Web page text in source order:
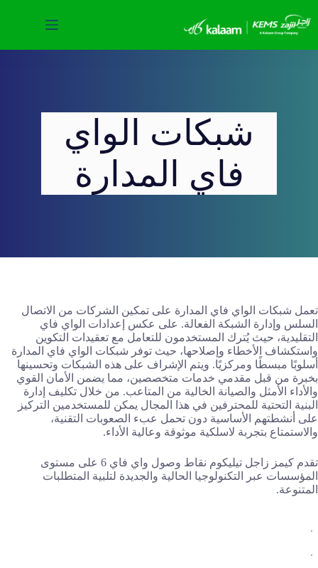
إلى
المحتوى
شبكات الواي
فاي المدارة
تعمل شبكات الواي فاي المدارة على تمكين الشركات من الاتصال
السلس وإدارة الشبكة الفعالة. على عكس إعدادات الواي فاي
التقليدية، حيث يُترك المستخدمون للتعامل مع تعقيدات التكوين
واستكشاف الأخطاء وإصلاحها، حيث توفر شبكات الواي فاي المدارة
أسلوبًا مبسطًا ومركزيًا. ويتم الإشراف على هذه الشبكات وتحسينها
بخبرة من قبل مقدمي خدمات متخصصين، مما يضمن الأمان القوي
والأداء الأمثل والصيانة الخالية من المتاعب. من خلال تكليف إدارة
البنية التحتية للمحترفين في هذا المجال يمكن للمستخدمين التركيز
على أنشطتهم الأساسية دون تحمل عبء الصعوبات التقنية،
والاستمتاع بتجربة لاسلكية موثوقة وعالية الأداء.
تقدم كيمز زاجل تيليكوم نقاط وصول واي فاي 6 على مستوى
المؤسسات عبر التكنولوجيا الحالية والجديدة لتلبية المتطلبات
المتنوعة.